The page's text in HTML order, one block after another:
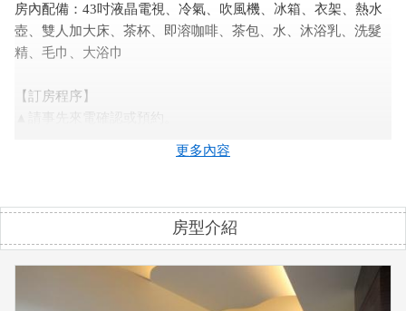
房內配備：43吋液晶電視、冷氣、吹風機、冰箱、衣架、熱水
壺、雙人加大床、茶杯、即溶咖啡、茶包、水、沐浴乳、洗髮
精、毛巾、大浴巾
【訂房程序】
50%)，若於保留時間內未收到匯款訂金則將取消訂房，並且不
▲匯款後請務必於轉帳後來電告知您的帳號後五碼，以便確
▲我們於收到訂金後，將為您保留房間，餘額入住付款。
※訂房時間早上09:00至晚上10:00，請於訂房時間來電。
更多內容
房型介紹